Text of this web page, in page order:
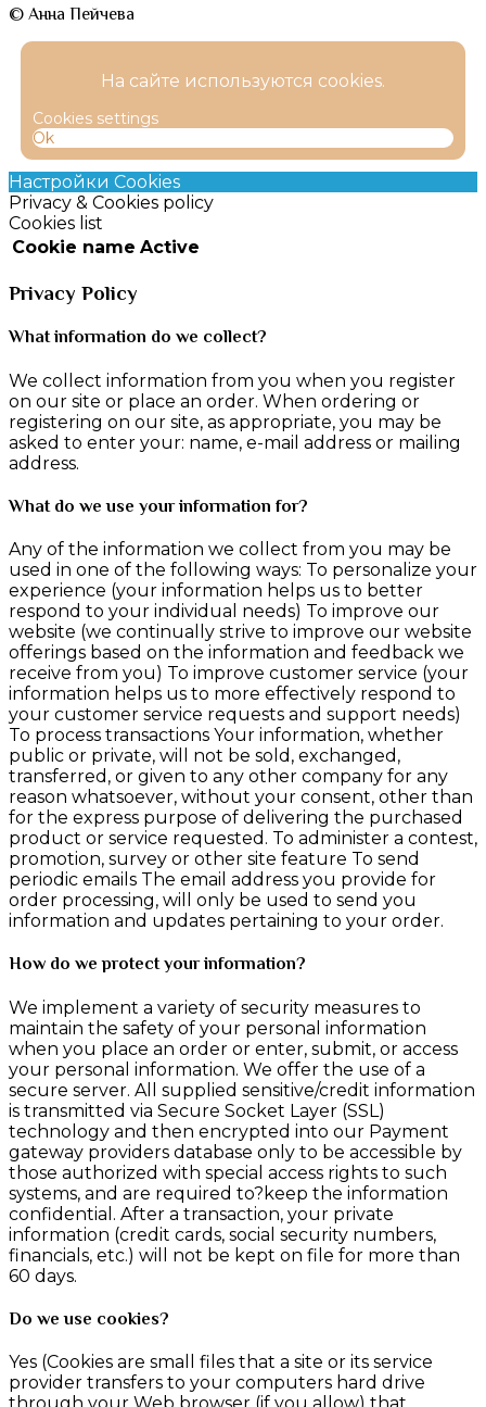
© Анна Пейчева
На сайте используются cookies.
Cookies settings
Ok
Настройки Cookies
Privacy & Cookies policy
Cookies list
Cookie name Active
Privacy Policy
What information do we collect?
We collect information from you when you register
on our site or place an order. When ordering or
registering on our site, as appropriate, you may be
asked to enter your: name, e-mail address or mailing
address.
What do we use your information for?
Any of the information we collect from you may be
used in one of the following ways: To personalize your
experience (your information helps us to better
respond to your individual needs) To improve our
website (we continually strive to improve our website
offerings based on the information and feedback we
receive from you) To improve customer service (your
information helps us to more effectively respond to
your customer service requests and support needs)
To process transactions Your information, whether
public or private, will not be sold, exchanged,
transferred, or given to any other company for any
reason whatsoever, without your consent, other than
for the express purpose of delivering the purchased
product or service requested. To administer a contest,
promotion, survey or other site feature To send
periodic emails The email address you provide for
order processing, will only be used to send you
information and updates pertaining to your order.
How do we protect your information?
We implement a variety of security measures to
maintain the safety of your personal information
when you place an order or enter, submit, or access
your personal information. We offer the use of a
secure server. All supplied sensitive/credit information
is transmitted via Secure Socket Layer (SSL)
technology and then encrypted into our Payment
gateway providers database only to be accessible by
those authorized with special access rights to such
systems, and are required to?keep the information
confidential. After a transaction, your private
information (credit cards, social security numbers,
financials, etc.) will not be kept on file for more than
60 days.
Do we use cookies?
Yes (Cookies are small files that a site or its service
provider transfers to your computers hard drive